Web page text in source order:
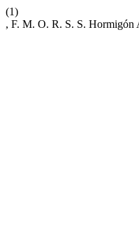
(1)
, F. M. O. R. S. S.